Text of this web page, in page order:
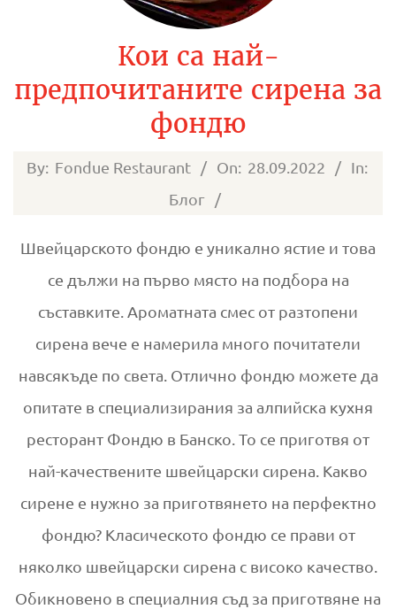
Кои са най-
предпочитаните сирена за
фондю
2022-
By: Fondue Restaurant On: 28.09.2022
In:
Блог
Швейцарското фондю е уникално ястие и това
се дължи на първо място на подбора на
съставките. Ароматната смес от разтопени
сирена вече е намерила много почитатели
навсякъде по света. Отлично фондю можете да
опитате в специализирания за алпийска кухня
ресторант Фондю в Банско. То се приготвя от
най-качествените швейцарски сирена. Какво
сирене е нужно за приготвянето на перфектно
фондю? Класическото фондю се прави от
няколко швейцарски сирена с високо качество.
Обикновено в специалния съд за приготвяне на